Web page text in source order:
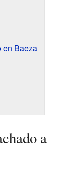
en Baeza
a